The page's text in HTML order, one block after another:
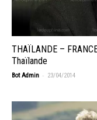
THAÏLANDE –
Thaïlande
Bot Admin - 23/04/2014